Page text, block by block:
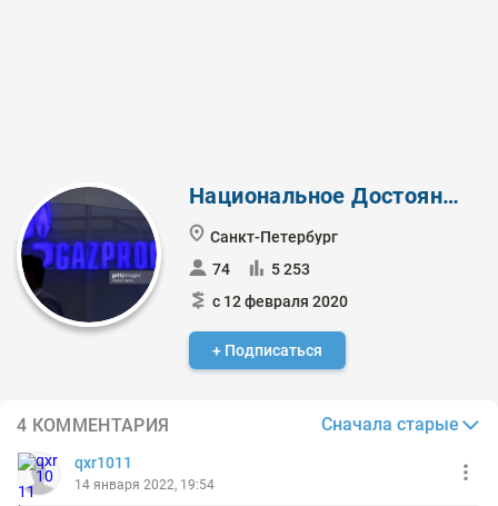
Национальное Достояние ✔️
Санкт-Петербург
74
5 253
с 12 февраля 2020
+ Подписаться
4 КОММЕНТАРИЯ Сначала старые
qxr1011
14 января 2022, 19:54